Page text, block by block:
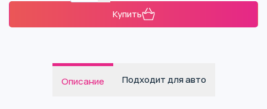
Купить
Описание Подходит для авто